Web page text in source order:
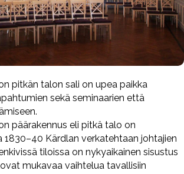
pitkän talon sali on upea paikka
sekä seminaarien että
päärakennus eli pitkä talo on
1830–40 Kärdlan verkatehtaan johtajien
tiloissa on nykyaikainen sisustus
mukavaa vaihtelua tavallisiin